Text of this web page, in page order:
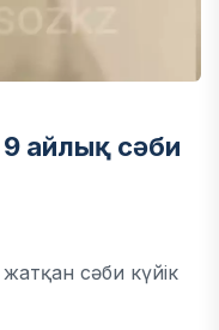
айлық сәби
сәби күйік